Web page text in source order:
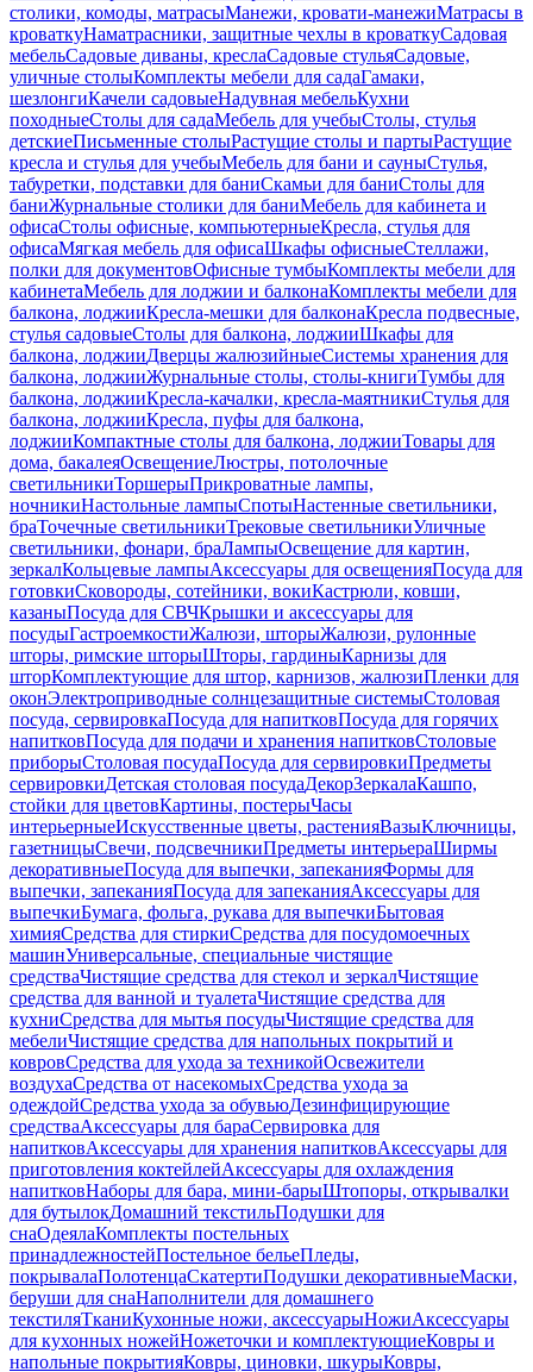
столики, комоды, матрасыМанежи, кровати-манежиМатрасы в
кроваткуНаматрасники, защитные чехлы в кроваткуСадовая
мебельСадовые диваны, креслаСадовые стульяСадовые,
уличные столыКомплекты мебели для садаГамаки,
шезлонгиКачели садовыеНадувная мебельКухни
походныеСтолы для садаМебель для учебыСтолы, стулья
детскиеПисьменные столыРастущие столы и партыРастущие
кресла и стулья для учебыМебель для бани и сауныСтулья,
табуретки, подставки для баниСкамьи для баниСтолы для
баниЖурнальные столики для баниМебель для кабинета и
офисаСтолы офисные, компьютерныеКресла, стулья для
офисаМягкая мебель для офисаШкафы офисныеСтеллажи,
полки для документовОфисные тумбыКомплекты мебели для
кабинетаМебель для лоджии и балконаКомплекты мебели для
балкона, лоджииКресла-мешки для балконаКресла подвесные,
стулья садовыеСтолы для балкона, лоджииШкафы для
балкона, лоджииДверцы жалюзийныеСистемы хранения для
балкона, лоджииЖурнальные столы, столы-книгиТумбы для
балкона, лоджииКресла-качалки, кресла-маятникиСтулья для
балкона, лоджииКресла, пуфы для балкона,
лоджииКомпактные столы для балкона, лоджииТовары для
дома, бакалеяОсвещениеЛюстры, потолочные
светильникиТоршерыПрикроватные лампы,
ночникиНастольные лампыСпотыНастенные светильники,
браТочечные светильникиТрековые светильникиУличные
светильники, фонари, браЛампыОсвещение для картин,
зеркалКольцевые лампыАксессуары для освещенияПосуда для
готовкиСковороды, сотейники, вокиКастрюли, ковши,
казаныПосуда для СВЧКрышки и аксессуары для
посудыГастроемкостиЖалюзи, шторыЖалюзи, рулонные
шторы, римские шторыШторы, гардиныКарнизы для
шторКомплектующие для штор, карнизов, жалюзиПленки для
оконЭлектроприводные солнцезащитные системыСтоловая
посуда, сервировкаПосуда для напитковПосуда для горячих
напитковПосуда для подачи и хранения напитковСтоловые
приборыСтоловая посудаПосуда для сервировкиПредметы
сервировкиДетская столовая посудаДекорЗеркалаКашпо,
стойки для цветовКартины, постерыЧасы
интерьерныеИскусственные цветы, растенияВазыКлючницы,
газетницыСвечи, подсвечникиПредметы интерьераШирмы
декоративныеПосуда для выпечки, запеканияФормы для
выпечки, запеканияПосуда для запеканияАксессуары для
выпечкиБумага, фольга, рукава для выпечкиБытовая
химияСредства для стиркиСредства для посудомоечных
машинУниверсальные, специальные чистящие
средстваЧистящие средства для стекол и зеркалЧистящие
средства для ванной и туалетаЧистящие средства для
кухниСредства для мытья посудыЧистящие средства для
мебелиЧистящие средства для напольных покрытий и
ковровСредства для ухода за техникойОсвежители
воздухаСредства от насекомыхСредства ухода за
одеждойСредства ухода за обувьюДезинфицирующие
средстваАксессуары для бараСервировка для
напитковАксессуары для хранения напитковАксессуары для
приготовления коктейлейАксессуары для охлаждения
напитковНаборы для бара, мини-барыШтопоры, открывалки
для бутылокДомашний текстильПодушки для
снаОдеялаКомплекты постельных
принадлежностейПостельное бельеПледы,
покрывалаПолотенцаСкатертиПодушки декоративныеМаски,
беруши для снаНаполнители для домашнего
текстиляТканиКухонные ножи, аксессуарыНожиАксессуары
для кухонных ножейНожеточки и комплектующиеКовры и
напольные покрытияКовры, циновки, шкурыКовры,